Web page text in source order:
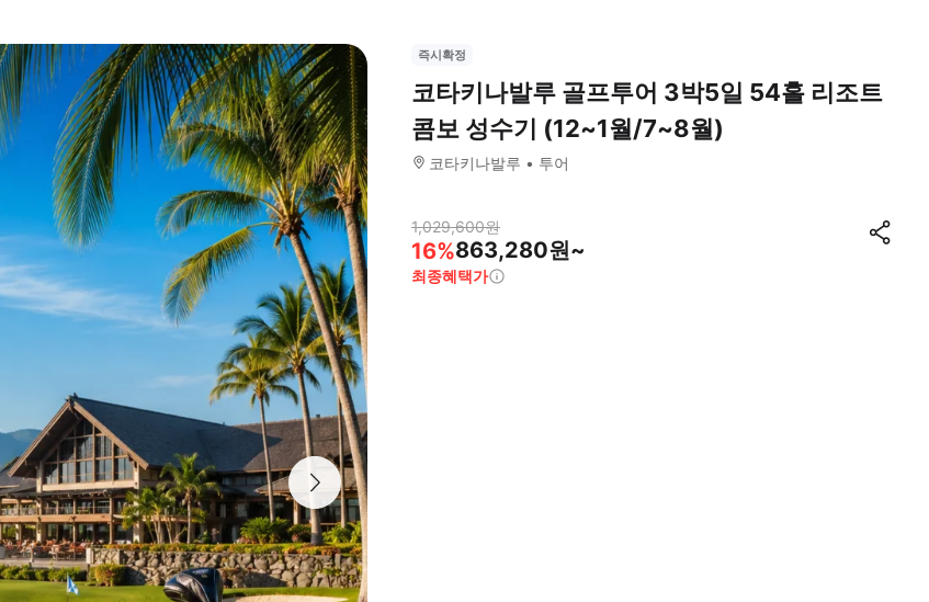
즉시확정
코타키나발루 골프투어 3박5일 54홀 리조트
콤보 성수기 (12~1월/7~8월)
코타키나발루 투어
1,029,600원
16%863,280원~
최종혜택가